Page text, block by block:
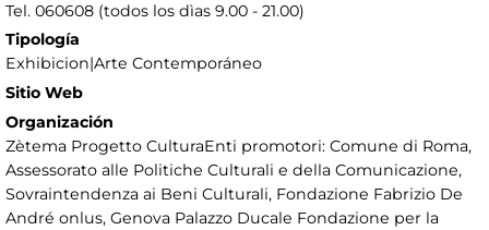
Tel. 060608 (todos los dìas 9.00 - 21.00)
Tipología
Exhibicion|Arte Contemporáneo
Sitio Web
Organización
Zètema Progetto CulturaEnti promotori: Comune di Roma,
Assessorato alle Politiche Culturali e della Comunicazione,
Sovraintendenza ai Beni Culturali, Fondazione Fabrizio De
André onlus, Genova Palazzo Ducale Fondazione per la